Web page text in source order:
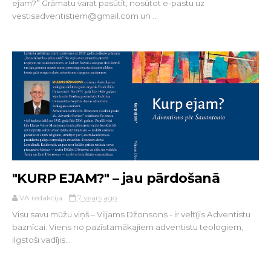
ejam?” Grāmatu varat pasūtīt, nosūtot e-pastu uz
vestisadventistiem@gmail.com un ...
"KURP EJAM?" – jau pārdošanā
VA redakcija 7 years ago
Visu savu mūžu viņš – Viljams Džonsons - ir veltījis Adventistu
baznīcai. Viens no pazīstamākajiem adventistu teologiem,
ilgstoši vadījis...